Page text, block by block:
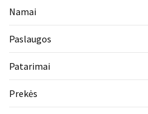
Namai
Paslaugos
Patarimai
Prekės